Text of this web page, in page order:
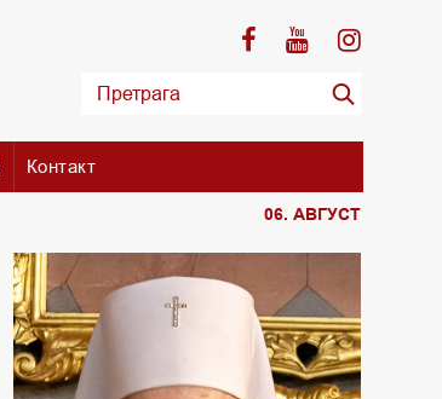
Контакт
06. АВГУСТ